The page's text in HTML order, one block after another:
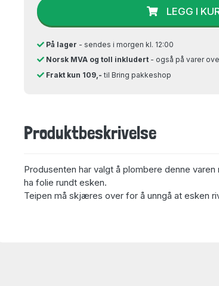
LEGG I
På lager - sendes i morgen kl. 12:00
Norsk MVA og toll inkludert - også på varer
Frakt kun 109,- til Bring pakkeshop
Produktbeskrivelse
Produsenten har valgt å plombere denne
ha folie rundt esken.
Teipen må skjæres over for å unngå at esken